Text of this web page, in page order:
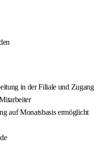
in der Filiale und Zugang
auf Monatsbasis ermöglicht